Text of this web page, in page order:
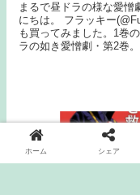
まるで昼ドラの様な愛憎
にちは。 フラッキー
も買ってみました。1巻
ラの如き愛憎劇・第2巻
ホーム シェア